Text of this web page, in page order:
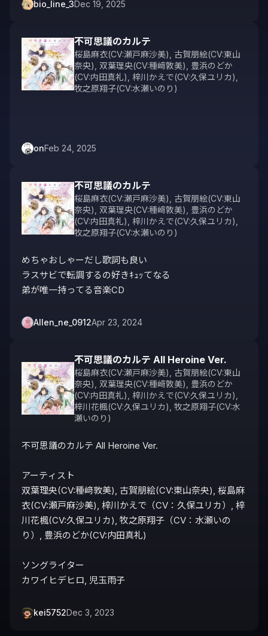
bio_line_3Dec 19, 2025
不可思議のカルテ
桜島麻衣(CV:瀬戸麻沙美)
古賀朋絵(CV:東山
奈央) 双葉理央(CV:種﨑敦美)
豊浜のどか
(CV:内田真礼) 梓川かえで(CV:久保ユリカ)
牧之原翔子(CV:水瀬いのり)
onFeb 24, 2025
不可思議のカルテ
桜島麻衣(CV:瀬戸麻沙美)
古賀朋絵(CV:東山
奈央) 双葉理央(CV:種﨑敦美)
豊浜のどか
(CV:内田真礼) 梓川かえで(CV:久保ユリカ)
牧之原翔子(CV:水瀬いのり)
めちゃおしゃーだし歌詞も良い
ラスサビで転調するの好きｷｭｯてなる
弟が唯一持ってる音楽CD
Allen_ne_0912Apr 23, 2024
不可思議のカルテ All Heroine Ver.
桜島麻衣(CV:瀬戸麻沙美)
古賀朋絵(CV:東山
奈央) 双葉理央(CV:種﨑敦美)
豊浜のどか
(CV:内田真礼) 梓川かえで(CV:久保ユリカ)
梓川花楓(CV:久保ユリカ) 牧之原翔子(CV:水
瀬いのり)
不可思議のカルテ All Heroine Ver.
アーティスト
双葉理央(CV:種﨑敦美), 古賀朋絵(CV:東山奈央), 桜島麻
衣(CV:瀬戸麻沙美), 梓川かえで（CV：久保ユリカ）, 梓
川花楓(CV:久保ユリカ), 牧之原翔子（CV：水瀬いの
り）, 豊浜のどか(CV:内田真礼)
ソングライター
カワイヒデヒロ, 児玉雨子
kei5752Dec 3, 2023